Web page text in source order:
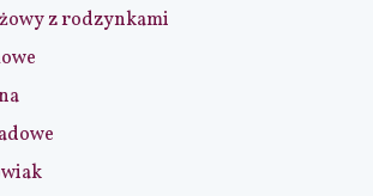
z rodzynkami